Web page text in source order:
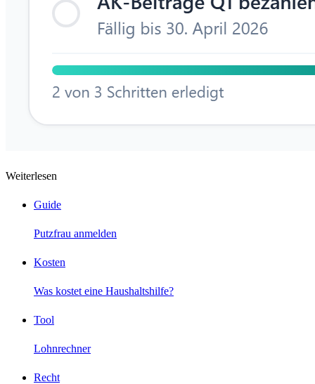
Weiterlesen
Guide
Putzfrau anmelden
Kosten
Was kostet eine Haushaltshilfe?
Tool
Lohnrechner
Recht